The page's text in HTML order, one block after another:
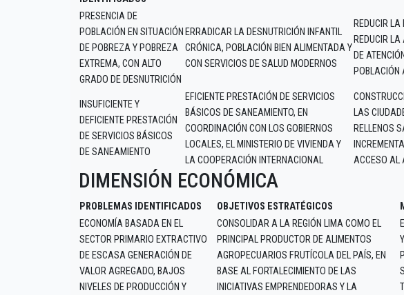
PRESENCIA DE
POBLACIÓN EN SITUACIÓN
DE POBREZA Y POBREZA
EXTREMA, CON ALTO
GRADO DE DESNUTRICIÓN
ERRADICAR LA DESNUTRICIÓN INFANTIL
CRÓNICA, POBLACIÓN BIEN ALIMENTADA Y
CON SERVICIOS DE SALUD MODERNOS
REDUCIR
REDUCIR
DE
INSUFICIENTE Y
DEFICIENTE PRESTACIÓN
DE SERVICIOS BÁSICOS
DE SANEAMIENTO
EFICIENTE PRESTACIÓN DE SERVICIOS
BÁSICOS DE SANEAMIENTO, EN
COORDINACIÓN CON LOS GOBIERNOS
LOCALES, EL MINISTERIO DE VIVIENDA Y
LA COOPERACIÓN INTERNACIONAL
LAS
RELLENOS
ACCESO AL
DIMENSIÓN ECONÓMICA
PROBLEMAS IDENTIFICADOS OBJETIVOS ESTRATÉGICOS
ECONOMÍA BASADA EN EL
SECTOR PRIMARIO EXTRACTIVO
DE ESCASA GENERACIÓN DE
VALOR AGREGADO, BAJOS
NIVELES DE PRODUCCIÓN Y
CONSOLIDAR A LA REGIÓN LIMA COMO EL
PRINCIPAL PRODUCTOR DE ALIMENTOS
AGROPECUARIOS FRUTÍCOLA DEL PAÍS, EN
BASE AL FORTALECIMIENTO DE LAS
INICIATIVAS EMPRENDEDORAS Y LA